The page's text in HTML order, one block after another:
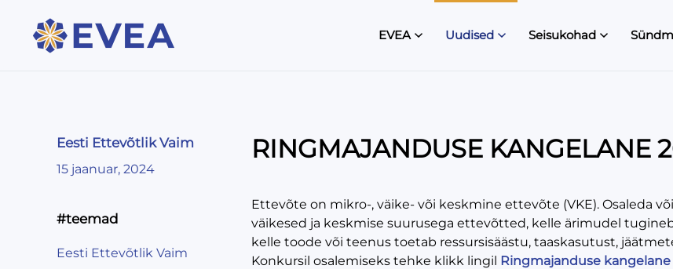
EVEA Uudised Seisukohad
Eesti Ettevõtlik Vaim
15 jaanuar, 2024
#teemad
Eesti Ettevõtlik Vaim
RINGMAJANDUSE KANGELANE
Ettevõte on mikro-, väike- või keskmine ettevõte (VKE). Osaleda
väikesed ja keskmise suurusega ettevõtted, kelle ärimudel
kelle toode või teenus toetab ressursisäästu, taaskasutust,
Konkursil osalemiseks tehke klikk lingil Ringmajanduse kangelane